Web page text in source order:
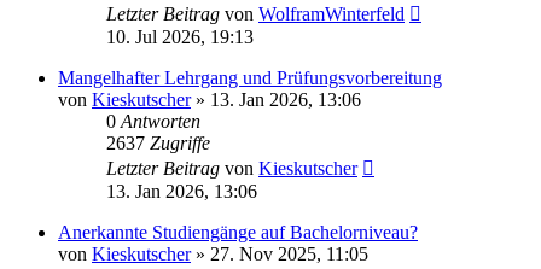
Letzter Beitrag von WolframWinterfeld
10. Jul 2026, 19:13
Mangelhafter Lehrgang und Prüfungsvorbereitung
von Kieskutscher» 13. Jan 2026, 13:06
0 Antworten
2637 Zugriffe
Letzter Beitrag von Kieskutscher
13. Jan 2026, 13:06
Anerkannte Studiengänge auf Bachelorniveau?
von Kieskutscher» 27. Nov 2025, 11:05